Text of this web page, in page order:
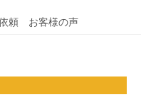
頼 お客様の声